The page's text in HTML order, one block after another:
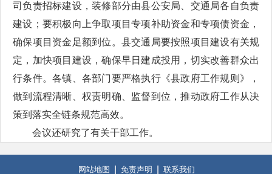
司负责招标建设，装修部分由县公安局、交通局各自负责
建设；要积极向上争取项目专项补助资金和专项债资金，
确保项目资金足额到位。县交通局要按照项目建设有关规
定，加快项目建设，确保早日建成投用，切实改善群众出
行条件。各镇、各部门要严格执行《县政府工作规则》，
做到流程清晰、权责明确、监督到位，推动政府工作从决
策到落实全链条规范高效。
会议还研究了有关干部工作。
网站地图 免责声明 联系我们